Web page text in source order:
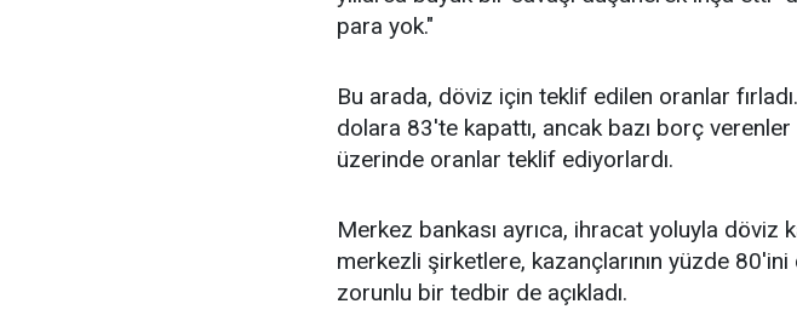
para yok."
Bu arada, döviz için teklif edilen oranlar
dolara 83'te kapattı, ancak bazı borç
üzerinde oranlar teklif ediyorlardı.
Merkez bankası ayrıca, ihracat yoluyla döviz
merkezli şirketlere, kazançlarının yüzde
zorunlu bir tedbir de açıkladı.